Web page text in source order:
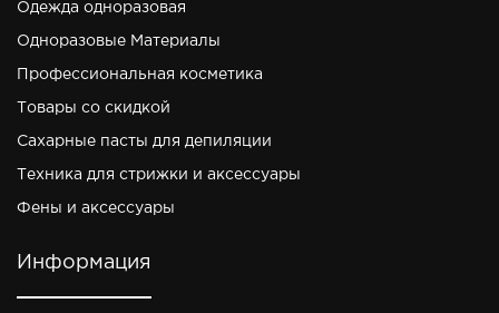
Одежда одноразовая
Одноразовые Материалы
Профессиональная косметика
Товары со скидкой
Сахарные пасты для депиляции
Техника для стрижки и аксессуары
Фены и аксессуары
Информация